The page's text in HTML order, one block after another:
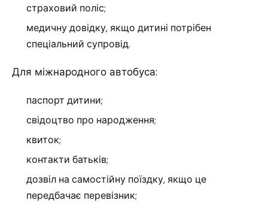
страховий поліс;
медичну довідку, якщо дитині потрібен
спеціальний супровід.
Для міжнародного автобуса:
паспорт дитини;
свідоцтво про народження;
квиток;
контакти батьків;
дозвіл на самостійну поїздку, якщо це
передбачає перевізник;